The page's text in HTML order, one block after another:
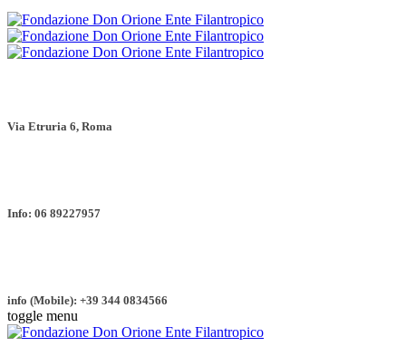
Via Etruria 6, Roma
Info: 06 89227957
info (Mobile): +39 344 0834566
toggle menu